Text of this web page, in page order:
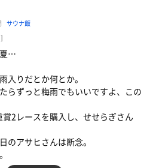
冷たさ！善き！
取って、露天のととのいステージで
もこの腐った物質世界から離れた
のい状態からじんわりと帰ってきて
らしい。
ダウン。
…🙄
ッションの日。
！とATMに並ぶもあと一人のところ
はまだ手元にあるからいいか。
温泉さんに現地集合。
おりました。
にとやかく言うつもりはないが、小
ので値上がり＝厳しいにしかならな
終わるんだろうな…我が人生…。
サウナ飯
…
入りだとか何とか。
らずっと梅雨でもいいですよ、この
2レースを購入し、せせらぎさん
のアサヒさんは断念。